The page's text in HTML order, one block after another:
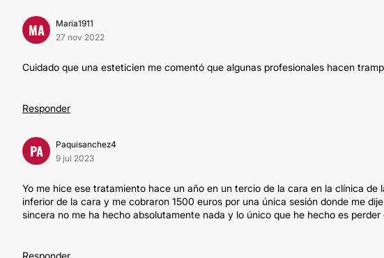
MA
Maria1911
27 nov 2022
Cuidado que una esteticien me comentó que algunas profesionales hacen
Responder
PA
Paquisanchez4
9 jul 2023
Yo me hice ese tratamiento hace un año en un tercio de la cara en la clínica
inferior de la cara y me cobraron 1500 euros por una única sesión donde me
sincera no me ha hecho absolutamente nada y lo único que he hecho es
Responder